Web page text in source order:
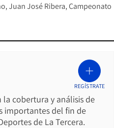
Juan José Ribera Campeonato
la cobertura y análisis de
importantes del fin de
de La Tercera.
REGÍSTRATE